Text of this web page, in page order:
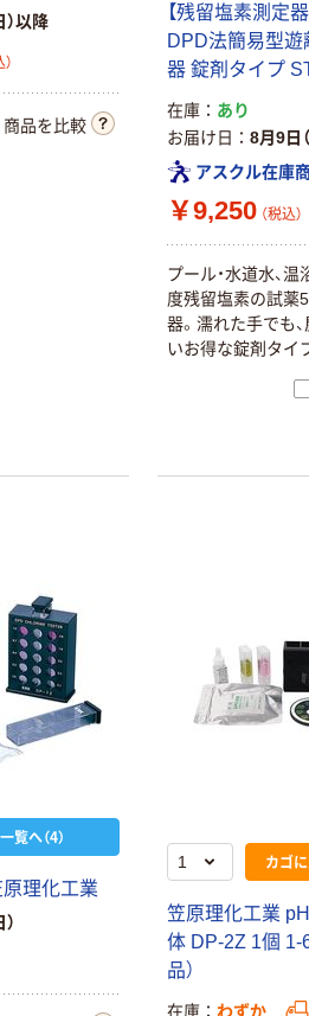
）以降
商品を比較
【残留塩素測定
DPD法簡易型
器 錠剤タイプ
在庫
あり
お届け日
8月9日（
アスクル在庫
￥9,250 （税込）
プール・水道水、
度残留塩素の試薬
器。濡れた手でも
いお得な錠剤タイ
覧へ（4）
理化工業
カゴ
笠原理化工業
体 DP-2Z 1個 1-
品）
在庫 わずか